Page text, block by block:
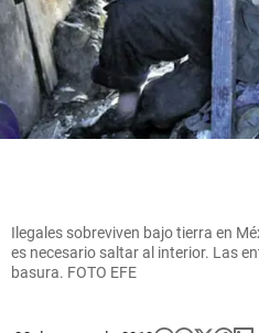
Ilegales sobreviven bajo tierra en
es necesario saltar al interior. Las
basura. FOTO EFE